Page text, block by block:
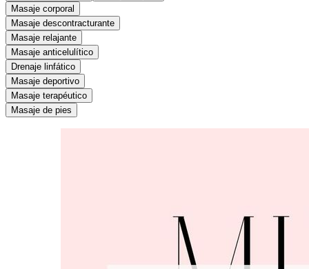
Masaje corporal
Masaje descontracturante
Masaje relajante
Masaje anticelulítico
Drenaje linfático
Masaje deportivo
Masaje terapéutico
Masaje de pies